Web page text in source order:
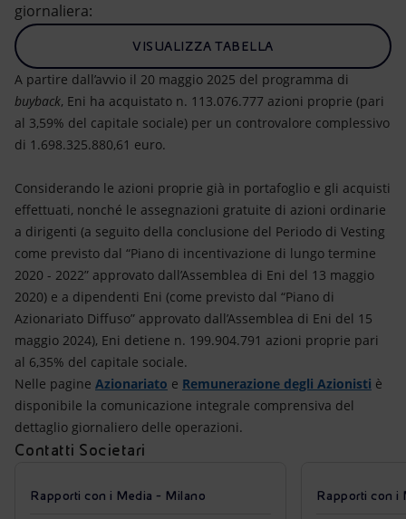
giornaliera:
VISUALIZZA TABELLA
A partire dall’avvio il 20 maggio 2025 del programma di
buyback, Eni ha acquistato n. 113.076.777 azioni proprie (pari
al 3,59% del capitale sociale) per un controvalore complessivo
di 1.698.325.880,61 euro.
Considerando le azioni proprie già in portafoglio e gli acquisti
effettuati, nonché le assegnazioni gratuite di azioni ordinarie
a dirigenti (a seguito della conclusione del Periodo di Vesting
come previsto dal “Piano di incentivazione di lungo termine
2020 - 2022” approvato dall’Assemblea di Eni del 13 maggio
2020) e a dipendenti Eni (come previsto dal “Piano di
Azionariato Diffuso” approvato dall’Assemblea di Eni del 15
maggio 2024), Eni detiene n. 199.904.791 azioni proprie pari
al 6,35% del capitale sociale.
Nelle pagine Azionariato e Remunerazione degli Azionisti è
disponibile la comunicazione integrale comprensiva del
dettaglio giornaliero delle operazioni.
Contatti Societari
Rapporti con i Media - Milano Rapporti con i